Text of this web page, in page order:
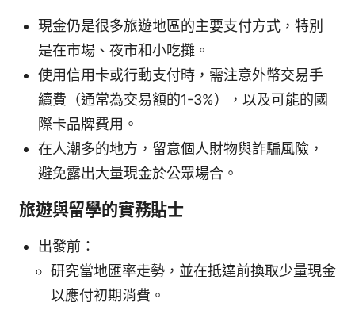
現金仍是很多旅遊地區的主要支付方式，特別
是在市場、夜市和小吃攤。
使用信用卡或行動支付時，需注意外幣交易手
續費（通常為交易額的1-3%），以及可能的國
際卡品牌費用。
在人潮多的地方，留意個人財物與詐騙風險，
避免露出大量現金於公眾場合。
旅遊與留學的實務貼士
出發前：
研究當地匯率走勢，並在抵達前換取少量現金
以應付初期消費。